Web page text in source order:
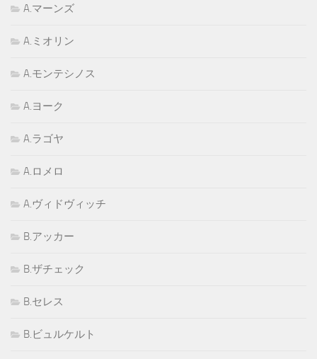
A.マーンズ
A.ミオリン
A.モンテシノス
A.ヨーク
A.ラゴヤ
A.ロメロ
A.ヴィドヴィッチ
B.アッカー
B.ザチェック
B.セレス
B.ビュルケルト